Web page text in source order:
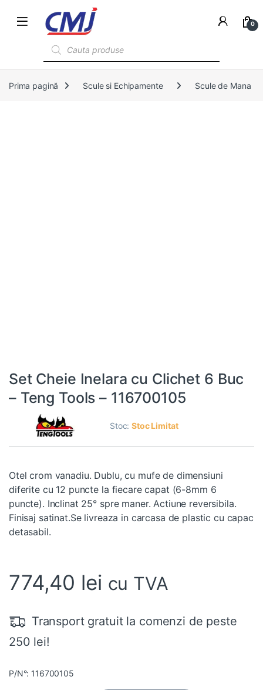
0
Prima pagină Scule si Echipamente Scule de Mana
Set Cheie Inelara cu Clichet 6 Buc
– Teng Tools – 116700105
Stoc:Stoc Limitat
Otel crom vanadiu. Dublu, cu mufe de dimensiuni
diferite cu 12 puncte la fiecare capat (6-8mm 6
puncte). Inclinat 25° spre maner. Actiune reversibila.
Finisaj satinat.Se livreaza in carcasa de plastic cu capac
detasabil.
774,40 lei cu TVA
Transport gratuit la comenzi de peste
250 lei!
P/N°: 116700105